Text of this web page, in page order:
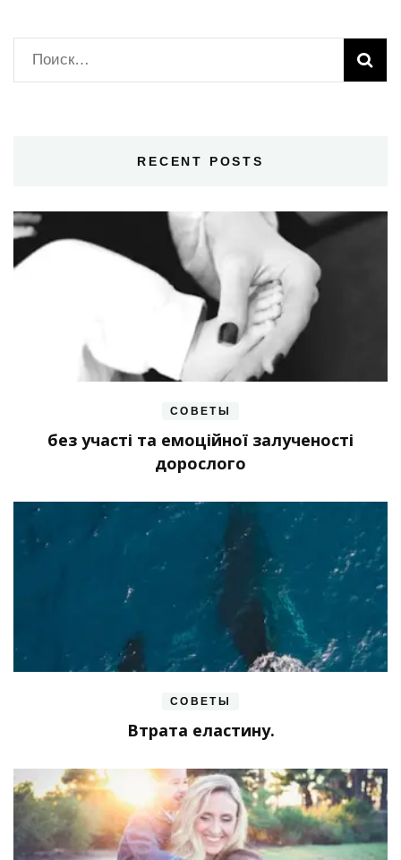
Найти:
RECENT POSTS
СОВЕТЫ
без участі та емоційної залученості
дорослого
СОВЕТЫ
Втрата еластину.